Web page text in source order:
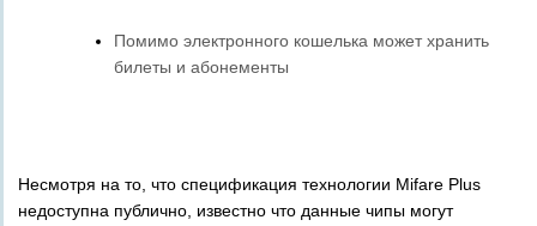
Помимо электронного кошелька может хранить
билеты и абонементы
Несмотря на то, что спецификация технологии Mifare Plus
недоступна публично, известно что данные чипы могут